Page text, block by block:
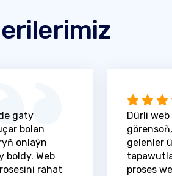
gaty
bolan
onlaýn
boldy. Web
rahat
Dürli
gelenler
proses